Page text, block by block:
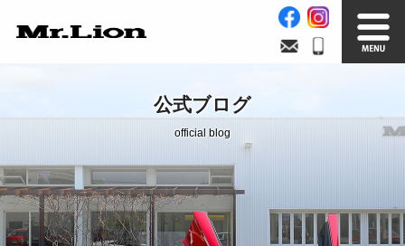
在庫車情報 買取無料査定
Factory
自社工場 サービス案内
公式ブログ
official blog